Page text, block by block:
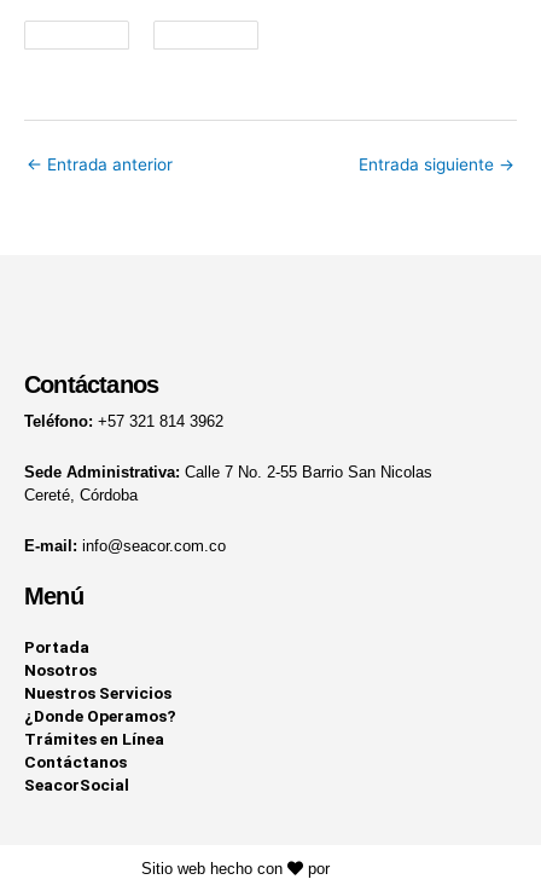
← Entrada anterior Entrada siguiente →
Contáctanos
Teléfono: +57 321 814 3962
Sede Administrativa: Calle 7 No. 2-55 Barrio San Nicolas
Cereté, Córdoba
E-mail: info@seacor.com.co
Menú
Portada
Nosotros
Nuestros Servicios
¿Donde Operamos?
Trámites en Línea
Contáctanos
SeacorSocial
Sitio web hecho con por